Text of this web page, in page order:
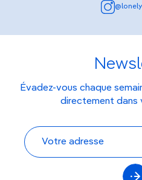
Évadez-vous chaque
directement dans